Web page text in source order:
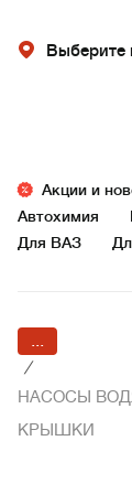
Выберите
Акции и
Автохимия
Для ВАЗ
...
/
НАСОСЫ
КРЫШКИ